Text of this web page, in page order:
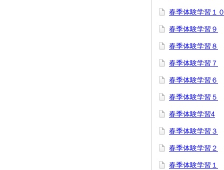
春季体験学習１０
春季体験学習９
春季体験学習８
春季体験学習７
春季体験学習６
春季体験学習５
春季体験学習4
春季体験学習３
春季体験学習２
春季体験学習１